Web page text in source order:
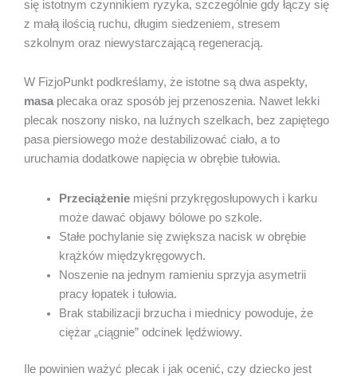
się istotnym czynnikiem ryzyka, szczególnie gdy łączy się
z małą ilością ruchu, długim siedzeniem, stresem
szkolnym oraz niewystarczającą regeneracją.
W FizjoPunkt podkreślamy, że istotne są dwa aspekty,
masa plecaka oraz sposób jej przenoszenia. Nawet lekki
plecak noszony nisko, na luźnych szelkach, bez zapiętego
pasa piersiowego może destabilizować ciało, a to
uruchamia dodatkowe napięcia w obrębie tułowia.
Przeciążeniemięśni przykręgosłupowych i karku
może dawać objawy bólowe po szkole.
Stałe pochylanie się zwiększa nacisk w obrębie
krążków międzykręgowych.
Noszenie na jednym ramieniu sprzyja asymetrii
pracy łopatek i tułowia.
Brak stabilizacji brzucha i miednicy powoduje, że
ciężar „ciągnie” odcinek lędźwiowy.
Ile powinien ważyć plecak i jak ocenić, czy dziecko jest